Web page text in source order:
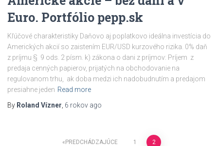
Euro. Portfólio pepp.sk
Kľúčové charakteristiky Daňovo aj poplatkovo ideálna investícia do
Amerických akcií so zaistením EUR/USD kurzového rizika. 0% daň
z príjmu § 9 ods. 2 písm. k) zákona o dani z príjmov: Príjem z
predaja cenných papierov, prijatých na obchodovanie na
regulovanom trhu, ak doba medzi ich nadobudnutím a predajom
presiahne jeden Read more
By Roland Vízner 6 rokov ago
PREDCHÁDZAJÚCE 1 2